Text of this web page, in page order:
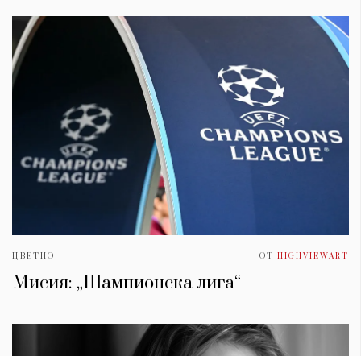
ЦВЕТНО ОТ HIGHVIEWART
Мисия: „Шампионска лига“